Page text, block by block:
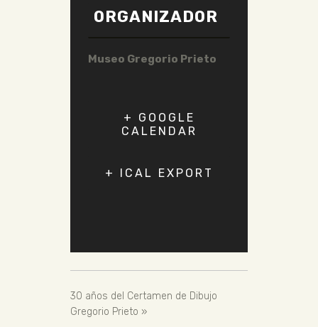
ORGANIZADOR
Museo Gregorio Prieto
+ GOOGLE
CALENDAR
+ ICAL EXPORT
30 años del Certamen de Dibujo
Gregorio Prieto »